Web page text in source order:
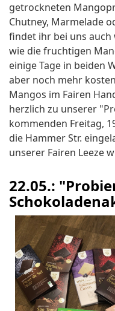
getrockneten
Chutney, Marmelade
findet ihr bei uns auch
wie die fruchtigen
einige Tage in beiden
aber noch mehr
Mangos im Fairen
herzlich zu unserer
kommenden Freitag,
die Hammer Str.
unserer Fairen Leeze
22.05.: